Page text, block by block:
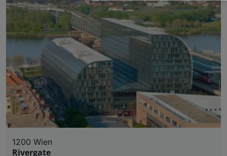
1200 Wien
Rivergate
Wir und unsere Partner
Verwendung genauer Standortdaten.
Zugriff auf Informationen auf einem Endgerät.
und der Performance von Inhalten,
Liste der Partner (Lieferanten)